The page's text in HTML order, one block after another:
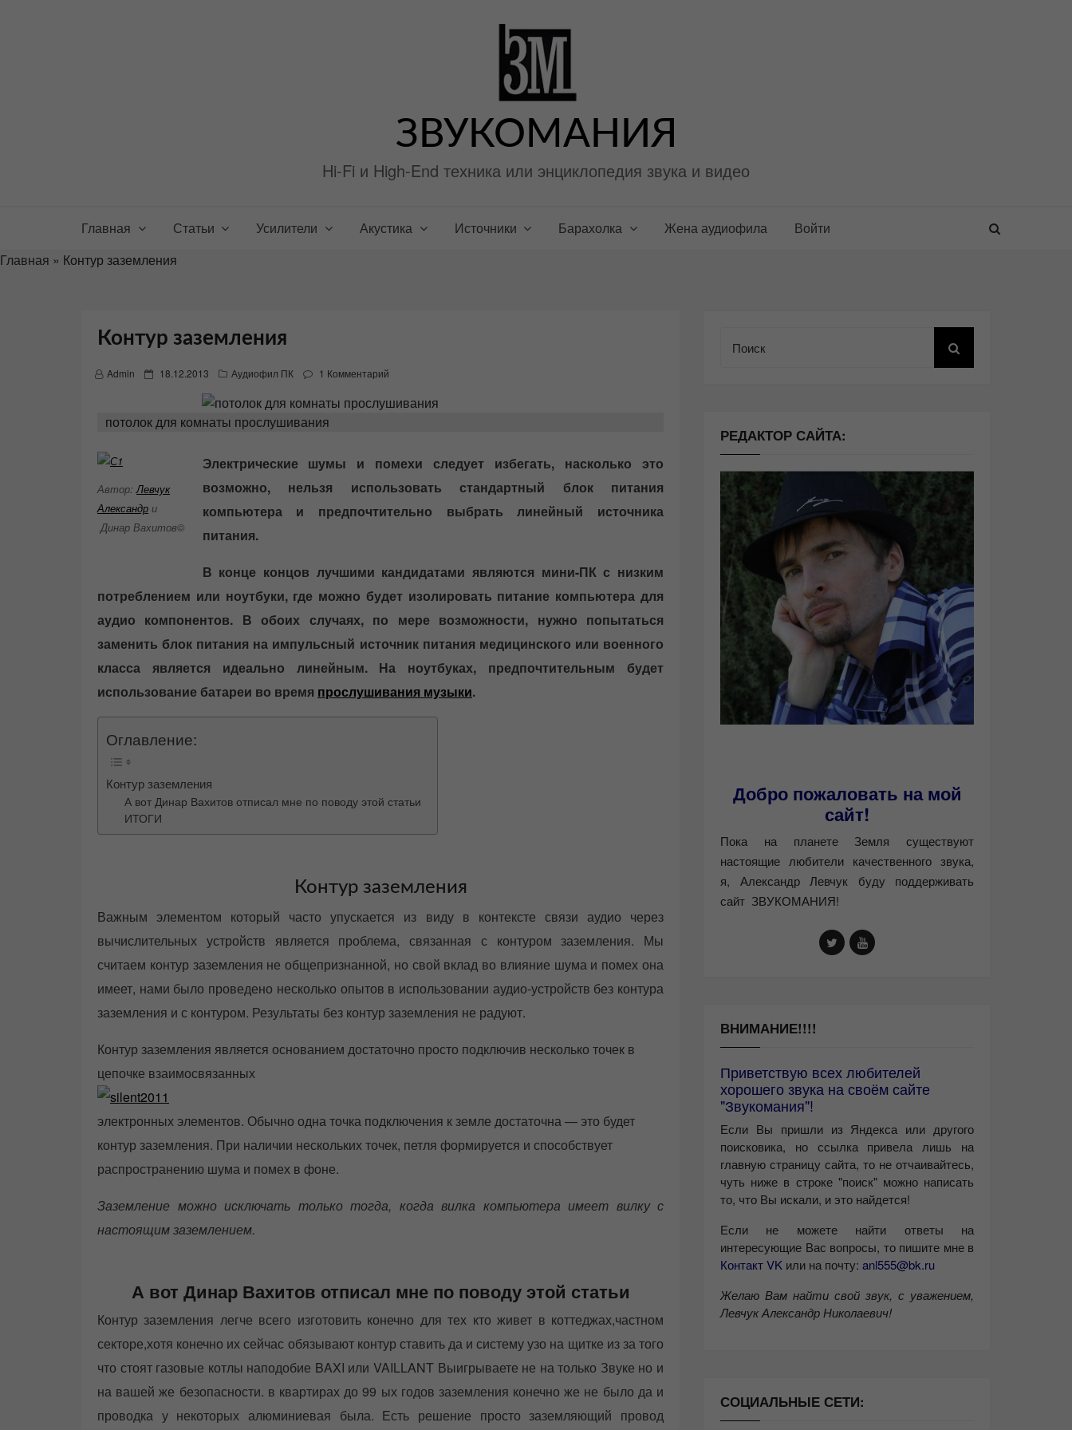
ЗВУКОМАНИЯ
Hi-Fi и High-End техника или энциклопедия звука и видео
Главная Статьи Усилители Акустика Источники Барахолка Жена аудиофила
Войти
Главная » Контур заземления
Контур заземления
Admin
P
e
18.12.2013 Аудиофил ПК 1 Комментарий
потолок для комнаты прослушивания
Автор: Левчук
Александр и
Динар Вахитов©
Электрические шумы и помехи следует избегать, насколько это
возможно, нельзя использовать стандартный блок питания
компьютера и предпочтительно выбрать линейный источника
питания.
В конце концов лучшими кандидатами являются мини-ПК с низким
потреблением или ноутбуки, где можно будет изолировать питание компьютера для
аудио компонентов. В обоих случаях, по мере возможности, нужно попытаться
заменить блок питания на импульсный источник питания медицинского или военного
класса является идеально линейным. На ноутбуках, предпочтительным будет
использование батареи во время прослушивания музыки.
Оглавление:
Контур заземления
А вот Динар Вахитов отписал мне по поводу этой статьи
ИТОГИ
Контур заземления
Важным элементом который часто упускается из виду в контексте связи аудио через
вычислительных устройств является проблема, связанная с контуром заземления. Мы
считаем контур заземления не общепризнанной, но свой вклад во влияние шума и помех она
имеет, нами было проведено несколько опытов в использовании аудио-устройств без контура
заземления и с контуром. Результаты без контур заземления не радуют.
Контур заземления является основанием достаточно просто подключив несколько точек в
цепочке взаимосвязанных
электронных элементов. Обычно одна точка подключения к земле достаточна — это будет
контур заземления. При наличии нескольких точек, петля формируется и способствует
распространению шума и помех в фоне.
Заземление можно исключать только тогда, когда вилка компьютера имеет вилку с
настоящим заземлением.
А вот Динар Вахитов отписал мне по поводу этой статьи
Контур заземления легче всего изготовить конечно для тех кто живет в коттеджах,частном
секторе,хотя конечно их сейчас обязывают контур ставить да и систему узо на щитке из за того
что стоят газовые котлы наподобие BAXI или VAILLANT Выигрываете не на только Звуке но и
на вашей же безопасности. в квартирах до 99 ых годов заземления конечно же не было да и
проводка у некоторых алюминиевая была. Есть решение просто заземляющий провод
РЕДАКТОР САЙТА:
Добро пожаловать на мой
сайт!
Пока на планете Земля существуют
настоящие любители качественного звука,
я, Александр Левчук буду поддерживать
сайт ЗВУКОМАНИЯ!
ВНИМАНИЕ!!!!
Приветствую всех любителей
хорошего звука на своём сайте
"Звукомания"!
Если Вы пришли из Яндекса или другого
поисковика, но ссылка привела лишь на
главную страницу сайта, то не отчаивайтесь,
чуть ниже в строке "поиск" можно написать
то, что Вы искали, и это найдется!
Если не можете найти ответы на
интересующие Вас вопросы, то пишите мне в
Контакт VK или на почту: anl555@bk.ru
Желаю Вам найти свой звук, с уважением,
Левчук Александр Николаевич!
СОЦИАЛЬНЫЕ СЕТИ: